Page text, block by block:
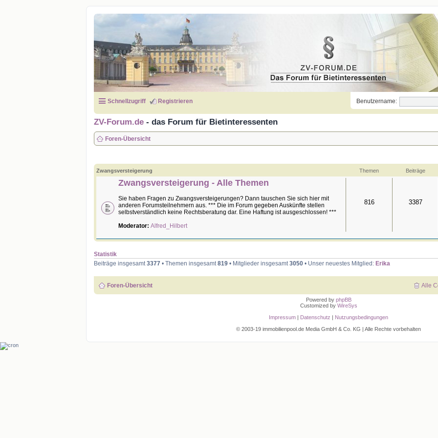
Schnellzugriff Registrieren Benutzername:
ZV-Forum.de - das Forum für Bietinteressenten
Foren-Übersicht
Zwangsversteigerung Themen Beiträge
Zwangsversteigerung - Alle Themen
Sie haben Fragen zu Zwangsversteigerungen? Dann tauschen Sie sich hier mit
anderen Forumsteilnehmern aus. *** Die im Forum gegeben Auskünfte stellen
selbstverständlich keine Rechtsberatung dar. Eine Haftung ist ausgeschlossen! ***
Moderator: Alfred_Hilbert
816 3387
Statistik
Beiträge insgesamt3377 • Themen insgesamt819 • Mitglieder insgesamt3050 • Unser neuestes Mitglied: Erika
Foren-Übersicht Alle
Powered by phpBB
Customized by WireSys
Impressum
Datenschutz
Nutzungsbedingungen
© 2003-19 immobilienpool.de Media GmbH & Co. KG | Alle Rechte vorbehalten